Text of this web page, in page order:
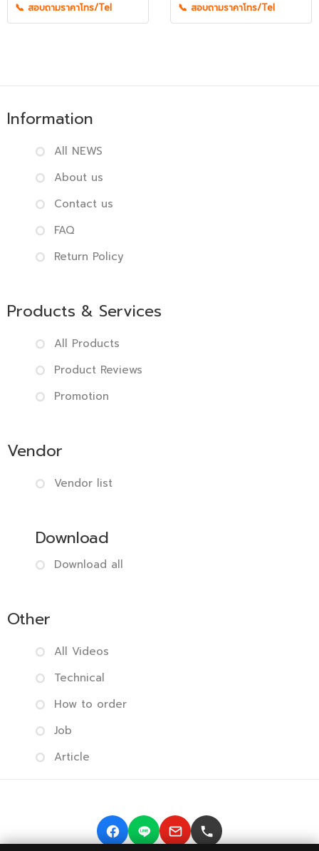
📞 สอบถามราคาโทร/Tel 📞 สอบถามราคาโทร/Tel
Information
All NEWS
About us
Contact us
FAQ
Return Policy
Products & Services
All Products
Product Reviews
Promotion
Vendor
Vendor list
Download
Download all
Other
All Videos
Technical
How to order
Job
Article